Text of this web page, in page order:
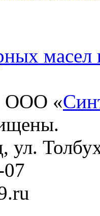
масел
ООО «
ул.